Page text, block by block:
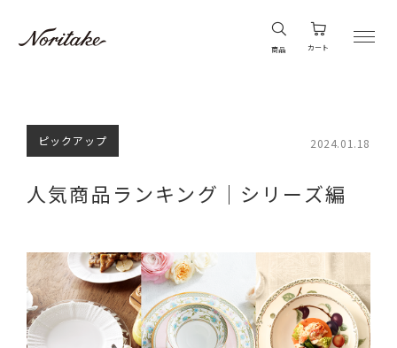
商品 カート
ピックアップ 2024.01.18
人気商品ランキング｜シリーズ編